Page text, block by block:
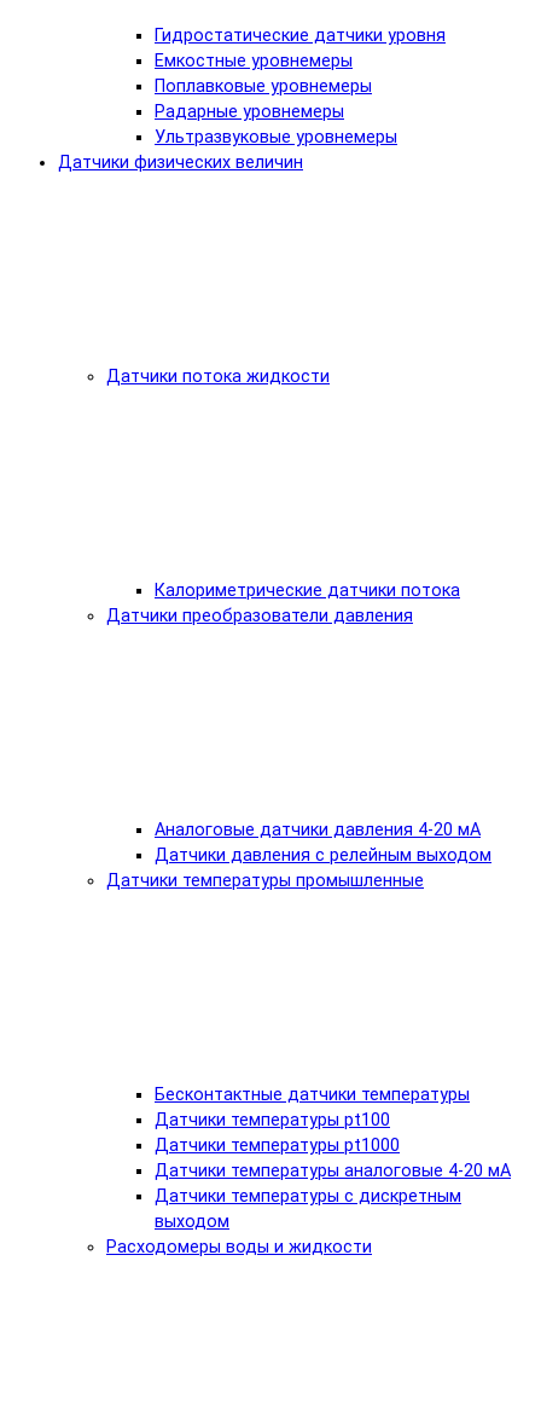
Гидростатические датчики уровня
Емкостные уровнемеры
Поплавковые уровнемеры
Радарные уровнемеры
Ультразвуковые уровнемеры
Датчики физических величин
Датчики потока жидкости
Калориметрические датчики потока
Датчики преобразователи давления
Аналоговые датчики давления 4-20 мА
Датчики давления с релейным выходом
Датчики температуры промышленные
Бесконтактные датчики температуры
Датчики температуры pt100
Датчики температуры pt1000
Датчики температуры аналоговые 4-20 мА
Датчики температуры с дискретным
выходом
Расходомеры воды и жидкости